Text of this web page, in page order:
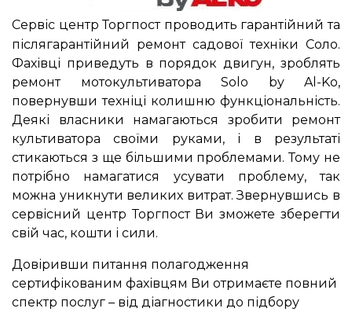
Сервіс центр Торгпост проводить гарантійний та
післягарантійний ремонт садової техніки Соло.
Фахівці приведуть в порядок двигун, зроблять
ремонт мотокультиватора Solo by Al-Ko,
повернувши техніці колишню функціональність.
Деякі власники намагаються зробити ремонт
культиватора своїми руками, і в результаті
стикаються з ще більшими проблемами. Тому не
потрібно намагатися усувати проблему, так
можна уникнути великих витрат. Звернувшись в
сервісний центр Торгпост Ви зможете зберегти
свій час, кошти і сили.
Довіривши питання полагодження
сертифікованим фахівцям Ви отримаєте повний
спектр послуг – від діагностики до підбору